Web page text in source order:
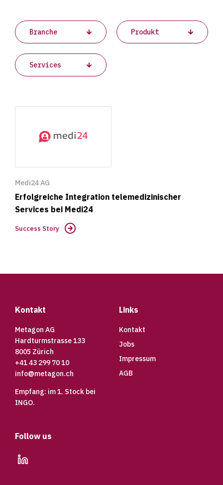
Medi24 AG
Erfolgreiche Integration telemedizinischer
Services bei Medi24
Success Story
Kontakt
Metagon AG
Hardturmstrasse 133
8005 Zürich
+41 43 299 70 10
info@metagon.ch
Empfang: im 1. Stock bei
INGO.
Links
Kontakt
Jobs
Impressum
AGB
Follow us